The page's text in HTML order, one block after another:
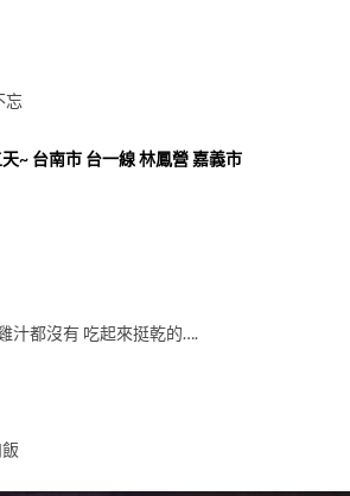
忘
~ 台南市 台一線 林鳳營 嘉義市
汁都沒有 吃起來挺乾的….